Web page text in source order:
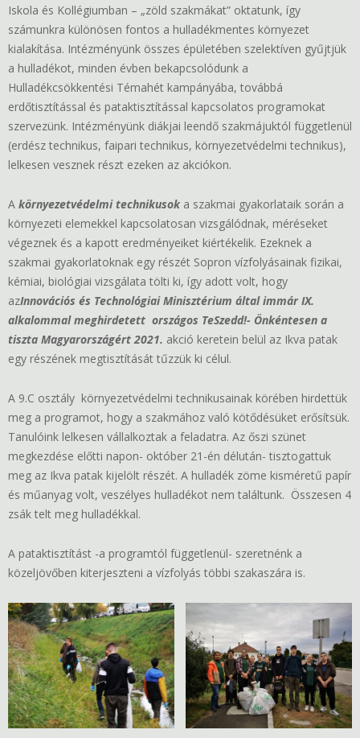
Iskola és Kollégiumban – „zöld szakmákat” oktatunk, így
számunkra különösen fontos a hulladékmentes környezet
kialakítása. Intézményünk összes épületében szelektíven gyűjtjük
a hulladékot, minden évben bekapcsolódunk a
Hulladékcsökkentési Témahét kampányába, továbbá
erdőtisztítással és pataktisztítással kapcsolatos programokat
szervezünk. Intézményünk diákjai leendő szakmájuktól függetlenül
(erdész technikus, faipari technikus, környezetvédelmi technikus),
lelkesen vesznek részt ezeken az akciókon.
A környezetvédelmi technikusoka szakmai gyakorlataik során a
környezeti elemekkel kapcsolatosan vizsgálódnak, méréseket
végeznek és a kapott eredményeiket kiértékelik. Ezeknek a
szakmai gyakorlatoknak egy részét Sopron vízfolyásainak fizikai,
kémiai, biológiai vizsgálata tölti ki, így adott volt, hogy
azInnovációs és Technológiai Minisztérium által immár IX.
alkalommal meghirdetett országos TeSzedd!- Önkéntesen a
tiszta Magyarországért 2021. akció keretein belül az Ikva patak
egy részének megtisztítását tűzzük ki célul.
A 9.C osztály környezetvédelmi technikusainak körében hirdettük
meg a programot, hogy a szakmához való kötődésüket erősítsük.
Tanulóink lelkesen vállalkoztak a feladatra. Az őszi szünet
megkezdése előtti napon- október 21-én délután- tisztogattuk
meg az Ikva patak kijelölt részét. A hulladék zöme kisméretű papír
és műanyag volt, veszélyes hulladékot nem találtunk. Összesen 4
zsák telt meg hulladékkal.
A pataktisztítást -a programtól függetlenül- szeretnénk a
közeljövőben kiterjeszteni a vízfolyás többi szakaszára is.